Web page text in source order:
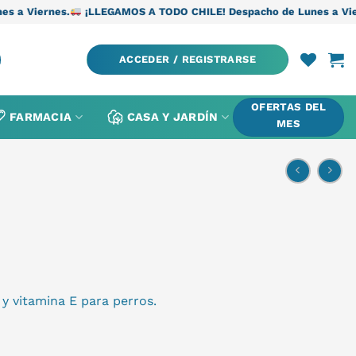
¡LLEGAMOS A TODO CHILE! Despacho de Lunes a Viernes.
ACCEDER / REGISTRARSE
FARMACIA CASA Y JARDÍN
OFERTAS DEL
MES
vitamina E para perros.